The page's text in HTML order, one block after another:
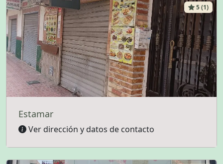
5 (1)
Estamar
Ver dirección y datos de contacto